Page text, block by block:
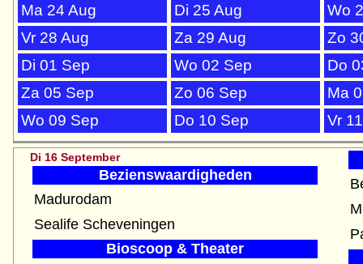
Ma 24 Aug
Di 25 Aug
Wo
Vr 28 Aug
Za 29 Aug
Zo
Di 01 Sep
Wo 02 Sep
Do
Za 05 Sep
Zo 06 Sep
Ma
Wo 09 Sep
Do 10 Sep Vr
Di 16 September
Bezienswaardigheden
Madurodam
Sealife Scheveningen
Bioscoop & Theater